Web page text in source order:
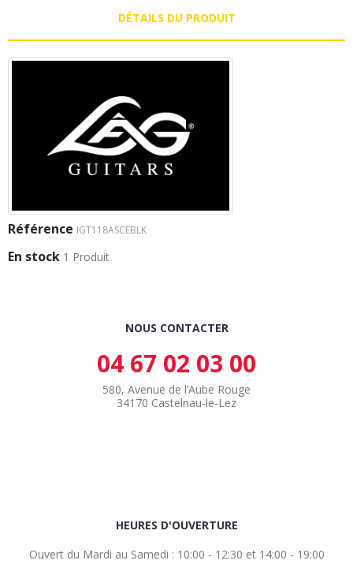
DÉTAILS DU PRODUIT
Référence IGT118ASCEBLK
En stock 1 Produit
NOUS CONTACTER
04 67 02 03 00
580, Avenue de l’Aube Rouge
34170 Castelnau-le-Lez
HEURES D'OUVERTURE
Ouvert du Mardi au Samedi : 10:00 - 12:30 et 14:00 - 19:00